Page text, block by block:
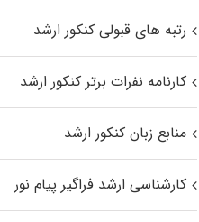
رتبه های قبولی کنکور ارشد
کارنامه نفرات برتر کنکور ارشد
منابع زبان کنکور ارشد
کارشناسی ارشد فراگیر پیام نور